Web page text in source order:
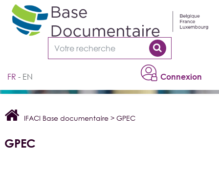
Connexion
FR EN
IFACI Base documentaire > GPEC
GPEC
Cookies management panel